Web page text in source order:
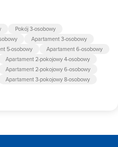
Pokój 3-osobowy
Apartament 3-osobowy
5-osobowy
Apartament 6-osobowy
Apartament 2-pokojowy 4-osobowy
Apartament 2-pokojowy 6-osobowy
Apartament 3-pokojowy 8-osobowy